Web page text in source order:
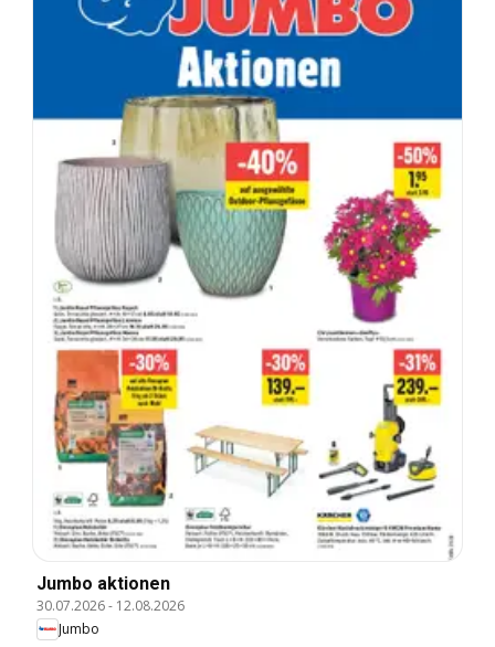
Jumbo aktionen
30.07.2026- 12.08.2026
Jumbo